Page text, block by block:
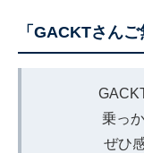
「GACKTさん
乗っ
ぜひ